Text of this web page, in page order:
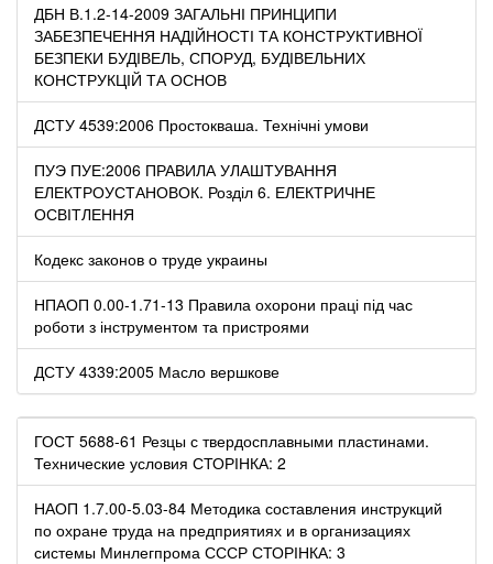
ДБН В.1.2-14-2009 ЗАГАЛЬНІ ПРИНЦИПИ
ЗАБЕЗПЕЧЕННЯ НАДІЙНОСТІ ТА КОНСТРУКТИВНОЇ
БЕЗПЕКИ БУДІВЕЛЬ, СПОРУД, БУДІВЕЛЬНИХ
КОНСТРУКЦІЙ ТА ОСНОВ
ДСТУ 4539:2006 Простокваша. Технічні умови
ПУЭ ПУЕ:2006 ПРАВИЛА УЛАШТУВАННЯ
ЕЛЕКТРОУСТАНОВОК. Розділ 6. ЕЛЕКТРИЧНЕ
ОСВІТЛЕННЯ
Кодекс законов о труде украины
НПАОП 0.00-1.71-13 Правила охорони праці під час
роботи з інструментом та пристроями
ДСТУ 4339:2005 Масло вершкове
ГОСТ 5688-61 Резцы с твердосплавными пластинами.
Технические условия СТОРІНКА: 2
НАОП 1.7.00-5.03-84 Методика составления инструкций
по охране труда на предприятиях и в организациях
системы Минлегпрома СССР СТОРІНКА: 3